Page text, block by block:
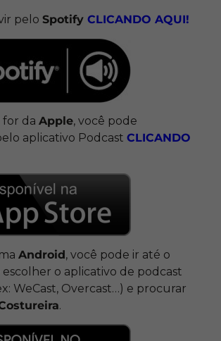
pelo Spotify CLICANDO AQUI!
for da Apple, você pode
aplicativo Podcast CLICANDO
Android, você pode ir até o
escolher o aplicativo de podcast
WeCast, Overcast…) e procurar
.